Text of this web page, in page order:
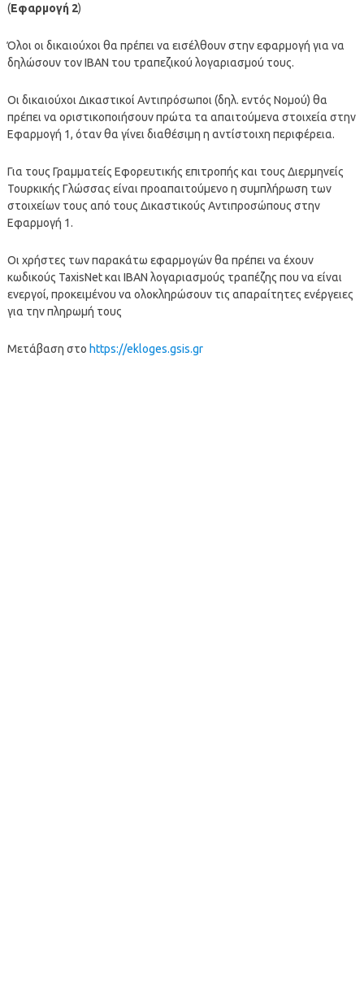
(Εφαρμογή 2)
Όλοι οι δικαιούχοι θα πρέπει να εισέλθουν στην εφαρμογή για να
δηλώσουν τον ΙΒΑΝ του τραπεζικού λογαριασμού τους.
Οι δικαιούχοι Δικαστικοί Αντιπρόσωποι (δηλ. εντός Νομού) θα
πρέπει να οριστικοποιήσουν πρώτα τα απαιτούμενα στοιχεία στην
Εφαρμογή 1, όταν θα γίνει διαθέσιμη η αντίστοιχη περιφέρεια.
Για τους Γραμματείς Εφορευτικής επιτροπής και τους Διερμηνείς
Τουρκικής Γλώσσας είναι προαπαιτούμενο η συμπλήρωση των
στοιχείων τους από τους Δικαστικούς Αντιπροσώπους στην
Εφαρμογή 1.
Οι χρήστες των παρακάτω εφαρμογών θα πρέπει να έχουν
κωδικούς TaxisNet και ΙΒΑΝ λογαριασμούς τραπέζης που να είναι
ενεργοί, προκειμένου να ολοκληρώσουν τις απαραίτητες ενέργειες
για την πληρωμή τους
Μετάβαση στο https://ekloges.gsis.gr